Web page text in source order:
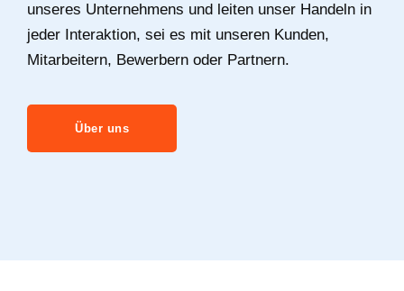
unseres Unternehmens und leiten unser Handeln in
jeder Interaktion, sei es mit unseren Kunden,
Mitarbeitern, Bewerbern oder Partnern.
Über uns